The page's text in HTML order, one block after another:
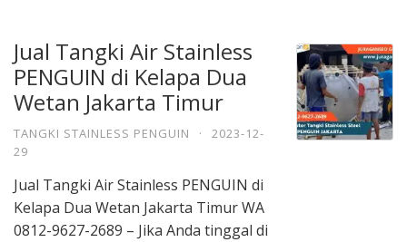
Jual Tangki Air Stainless
PENGUIN di Kelapa Dua
Wetan Jakarta Timur
TANGKI STAINLESS PENGUIN ·
2023-12-
29
Jual Tangki Air Stainless PENGUIN di
Kelapa Dua Wetan Jakarta Timur WA
0812-9627-2689 – Jika Anda tinggal di